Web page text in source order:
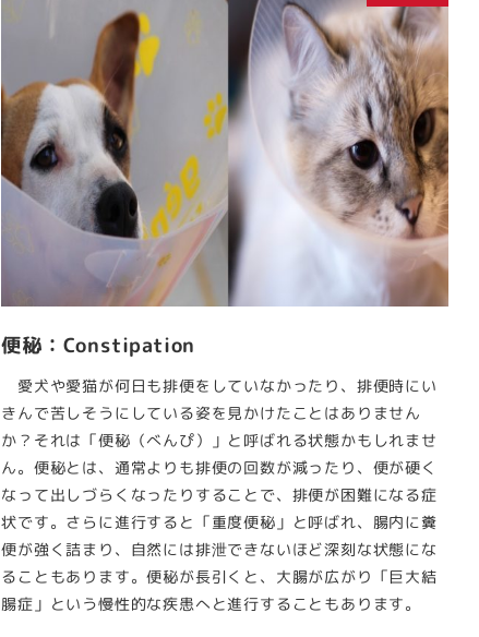
便秘：Constipation
愛犬や愛猫が何日も排便をしていなかったり、排便時にい
きんで苦しそうにしている姿を見かけたことはありません
か？それは「便秘（べんぴ）」と呼ばれる状態かもしれませ
ん。便秘とは、通常よりも排便の回数が減ったり、便が硬く
なって出しづらくなったりすることで、排便が困難になる症
状です。さらに進行すると「重度便秘」と呼ばれ、腸内に糞
便が強く詰まり、自然には排泄できないほど深刻な状態にな
ることもあります。便秘が長引くと、大腸が広がり「巨大結
腸症」という慢性的な疾患へと進行することもあります。